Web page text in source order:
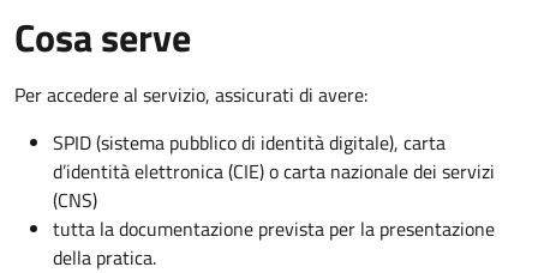
Cosa serve
Per accedere al servizio, assicurati di avere:
SPID (sistema pubblico di identità digitale), carta
d’identità elettronica (CIE) o carta nazionale dei servizi
(CNS)
tutta la documentazione prevista per la presentazione
della pratica.